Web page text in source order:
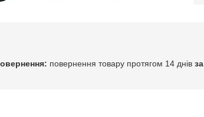
повернення товару протягом 14 днів